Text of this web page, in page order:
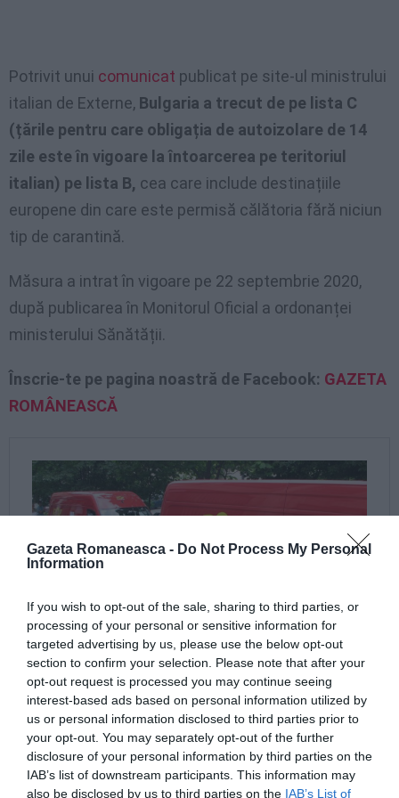
Gazeta Romaneasca - Do Not Process My Personal
Information
If you wish to opt-out of the sale, sharing to third parties, or
processing of your personal or sensitive information for
targeted advertising by us, please use the below opt-out
section to confirm your selection. Please note that after your
opt-out request is processed you may continue seeing
interest-based ads based on personal information utilized by
us or personal information disclosed to third parties prior to
your opt-out. You may separately opt-out of the further
disclosure of your personal information by third parties on the
IAB’s list of downstream participants. This information may
also be disclosed by us to third parties on the IAB’s List of
Potrivit unui comunicat publicat pe site-ul ministrului
italian de Externe, Bulgaria a trecut de pe lista C
(țările pentru care obligația de autoizolare de 14
zile este în vigoare la întoarcerea pe teritoriul
italian) pe lista B, cea care include destinațiile
europene din care este permisă călătoria fără niciun
tip de carantină.
Măsura a intrat în vigoare pe 22 septembrie 2020,
după publicarea în Monitorul Oficial a ordonanței
ministerului Sănătății.
Înscrie-te pe pagina noastră de Facebook: GAZETA
ROMÂNEASCĂ